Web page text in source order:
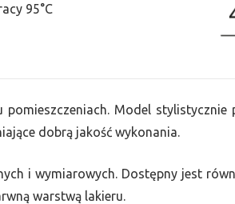
95°C
Model
dobrą jakość wykonania.
i wymiarowych. Dostępny jest
warstwą lakieru.